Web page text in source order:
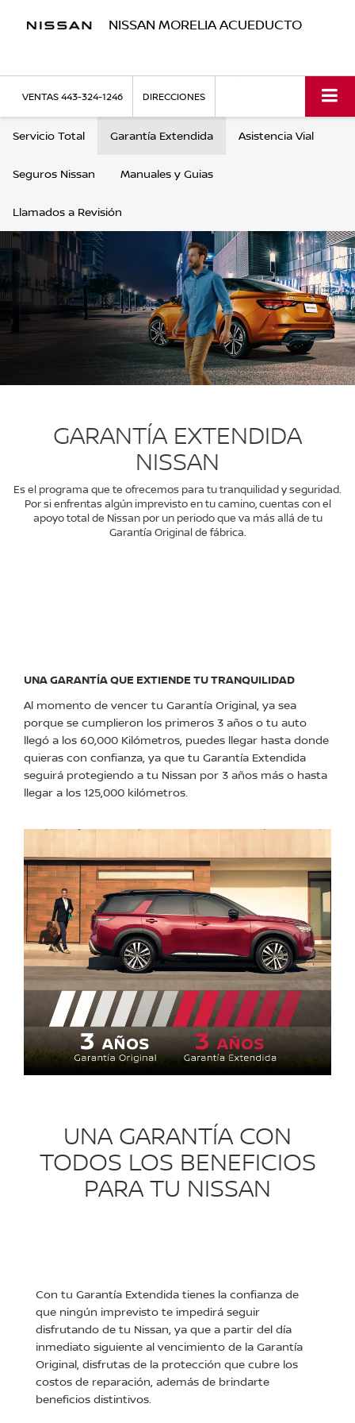
NISSAN MORELIA ACUEDUCTO
VENTAS443-324-1246 DIRECCIONES
Servicio Total Garantía Extendida Asistencia Vial
Seguros Nissan Manuales y Guias
Llamados a Revisión
GARANTÍA EXTENDIDA
NISSAN
Es el programa que te ofrecemos para tu tranquilidad y seguridad.
Por si enfrentas algún imprevisto en tu camino, cuentas con el
apoyo total de Nissan por un periodo que va más allá de tu
Garantía Original de fábrica.
UNA GARANTÍA QUE EXTIENDE TU TRANQUILIDAD
Al momento de vencer tu Garantía Original, ya sea
porque se cumplieron los primeros 3 años o tu auto
llegó a los 60,000 Kilómetros, puedes llegar hasta donde
quieras con confianza, ya que tu Garantía Extendida
seguirá protegiendo a tu Nissan por 3 años más o hasta
llegar a los 125,000 kilómetros.
UNA GARANTÍA CON
TODOS LOS BENEFICIOS
PARA TU NISSAN
Con tu Garantía Extendida tienes la confianza de
que ningún imprevisto te impedirá seguir
disfrutando de tu Nissan, ya que a partir del día
inmediato siguiente al vencimiento de la Garantía
Original, disfrutas de la protección que cubre los
costos de reparación, además de brindarte
beneficios distintivos.